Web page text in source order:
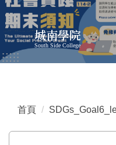
區
塊
城南學院
South Side College
首頁